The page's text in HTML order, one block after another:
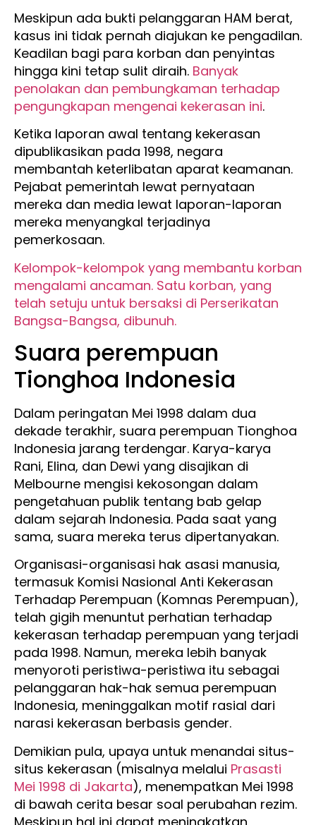
Meskipun ada bukti pelanggaran HAM berat,
kasus ini tidak pernah diajukan ke pengadilan.
Keadilan bagi para korban dan penyintas
hingga kini tetap sulit diraih. Banyak
penolakan dan pembungkaman terhadap
pengungkapan mengenai kekerasan ini.
Ketika laporan awal tentang kekerasan
dipublikasikan pada 1998, negara
membantah keterlibatan aparat keamanan.
Pejabat pemerintah lewat pernyataan
mereka dan media lewat laporan-laporan
mereka menyangkal terjadinya
pemerkosaan.
Kelompok-kelompok yang membantu korban
mengalami ancaman. Satu korban, yang
telah setuju untuk bersaksi di Perserikatan
Bangsa-Bangsa, dibunuh.
Suara perempuan
Tionghoa Indonesia
Dalam peringatan Mei 1998 dalam dua
dekade terakhir, suara perempuan Tionghoa
Indonesia jarang terdengar. Karya-karya
Rani, Elina, dan Dewi yang disajikan di
Melbourne mengisi kekosongan dalam
pengetahuan publik tentang bab gelap
dalam sejarah Indonesia. Pada saat yang
sama, suara mereka terus dipertanyakan.
Organisasi-organisasi hak asasi manusia,
termasuk Komisi Nasional Anti Kekerasan
Terhadap Perempuan (Komnas Perempuan),
telah gigih menuntut perhatian terhadap
kekerasan terhadap perempuan yang terjadi
pada 1998. Namun, mereka lebih banyak
menyoroti peristiwa-peristiwa itu sebagai
pelanggaran hak-hak semua perempuan
Indonesia, meninggalkan motif rasial dari
narasi kekerasan berbasis gender.
Demikian pula, upaya untuk menandai situs-
situs kekerasan (misalnya melalui Prasasti
Mei 1998 di Jakarta), menempatkan Mei 1998
di bawah cerita besar soal perubahan rezim.